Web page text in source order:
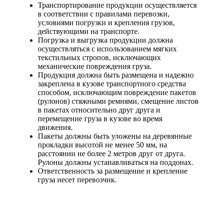
Транспортирование продукции осуществляется
в соответствии с правилами перевозки,
условиями погрузки и крепления грузов,
действующими на транспорте.
Погрузка и выгрузка продукции должна
осуществляться с использованием мягких
текстильных стропов, исключающих
механические повреждения груза.
Продукция должна быть размещена и надежно
закреплена в кузове транспортного средства
способом, исключающим повреждение пакетов
(рулонов) стяжными ремнями, смещение листов
в пакетах относительно друг друга и
перемещение груза в кузове во время
движения.
Пакеты должны быть уложены на деревянные
прокладки высотой не менее 50 мм, на
расстоянии не более 2 метров друг от друга.
Рулоны должны устанавливаться на поддонах.
Ответственность за размещение и крепление
груза несет перевозчик.